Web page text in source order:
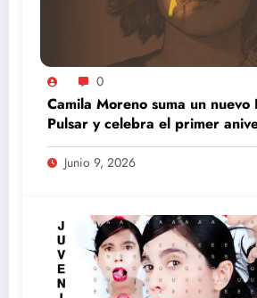
0
Camila Moreno suma un nuevo
Pulsar y celebra el primer
La Primera Luz
Junio 9, 2026